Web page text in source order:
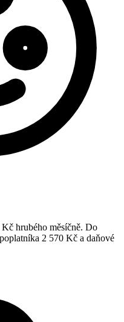
hrubého měsíčně. Do
2 570 Kč a daňové